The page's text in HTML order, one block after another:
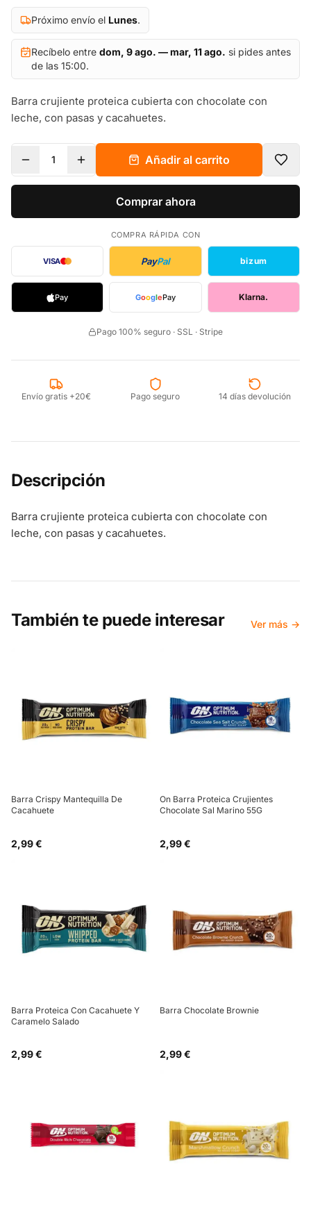
Próximo envío el Lunes.
Recíbelo entre dom, 9 ago. — mar, 11 ago. si pides antes
de las 15:00.
Barra crujiente proteica cubierta con chocolate con
leche, con pasas y cacahuetes.
1 Añadir al carrito
Comprar ahora
COMPRA RÁPIDA CON
VISA PayPal bizum
Pay GooglePay Klarna.
Pago 100% seguro · SSL · Stripe
Envío gratis +20€ Pago seguro 14 días devolución
Descripción
Barra crujiente proteica cubierta con chocolate con
leche, con pasas y cacahuetes.
También te puede interesar Ver más →
Barra Crispy Mantequilla De
Cacahuete
2,99 €
On Barra Proteica Crujientes
Chocolate Sal Marino 55G
2,99 €
Barra Proteica Con Cacahuete Y
Caramelo Salado
2,99 €
Barra Chocolate Brownie
2,99 €